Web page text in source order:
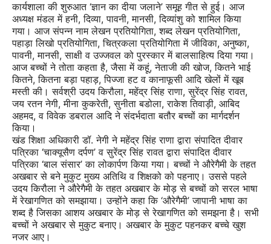
कार्यशाला की शुरुआत ‘ज्ञान का दीया जलाने’ समूह गीत से हुई। आज
अध्यक्ष मंडल में हनी, दिव्या, पावनी, मानसी, दिव्यांशु को शामिल किया
गया। आज संपन्न नाम लेखन प्रतियोगिता, शब्द लेखन प्रतियोगिता,
पहाड़ा लिखो प्रतियोगिता, चित्रकला प्रतियोगिता में जीविका, अनुष्का,
पावनी, मानसी, साक्षी व उज्जवल को पुरस्कार में बालसाहित्य दिया गया।
आज बच्चों ने तोता कहता है, जैसा में कहूं, नेताजी की खोज, कितने भाई
कितने, कितना बड़ा पहाड़, पिज्जा हट व कानाफूसी आदि खेलों में खूब
मस्ती की। सर्वश्री उदय किरौला, महेंद्र सिंह राणा, सुरेंद्र सिंह रावत,
जय रतन नेगी, मीना कुकरेती, सुनीता बडोला, राकेश तिवाड़ी, आबिद
अहमद, व विवेक डबराल आदि ने संदर्भदाता बतौर बच्चों का मार्गदर्शन
किया।
खंड शिक्षा अधिकारी डॉ. नेगी ने महेंद्र सिंह राणा द्वारा संपादित दीवार
पत्रिका ‘चाक्यूसैण दर्पण’ व सुरेंद्र सिंह रावत द्वारा संपादित दीवार
पत्रिका ‘बाल संसार’ का लोकार्पण किया गया। बच्चों ने औरेगैमी के तहत
अखबार से बने मुकुट मुख्य अतिथि व शिक्षको को पहनाए। उससे पहले
उदय किरौला ने औरेगैमी के तहत अखबार के मोड़ से बच्चों को सरल भाषा
में रेखागणित को समझाया। उन्होंने कहा कि ‘औरेगैमी’ जापानी भाषा का
शब्द है जिसका आशय अखबार के मोड़ से रेखागणित को समझना है। सभी
बच्चों ने अखबार से मुकुट बनाए। अखबार के मुकुट पहनकर बच्चे खुश
नजर आए।